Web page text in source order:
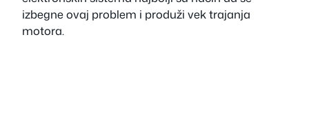
izbegne ovaj problem i produži vek trajanja
motora.